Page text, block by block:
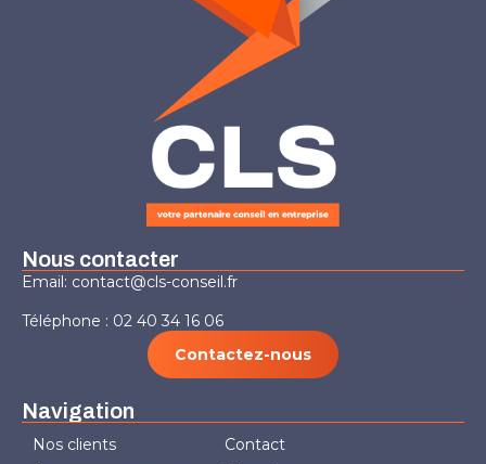
Nous contacter
Email: contact@cls-conseil.fr
Téléphone : 02 40 34 16 06
Contactez-nous
Navigation
Nos clients
Contact